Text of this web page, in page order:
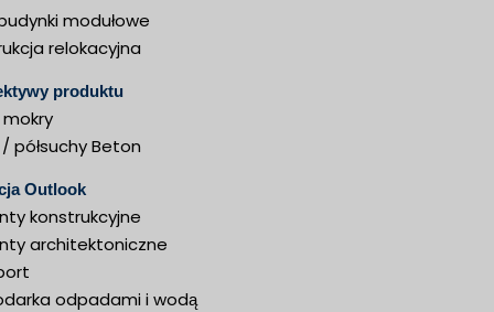
modułowe
relokacyjna
produktu
półsuchy Beton
Outlook
konstrukcyjne
architektoniczne
odpadami i wodą